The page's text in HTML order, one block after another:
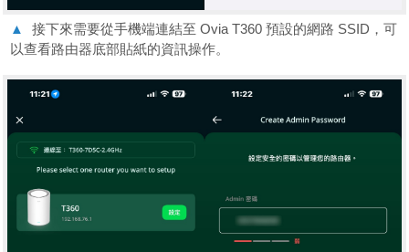
▲
接下來需要從手機端連結至 Ovia T360 預設的網路 SSID，可
以查看路由器底部貼紙的資訊操作。